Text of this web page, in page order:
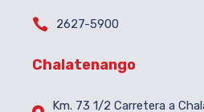
 2627-5900
Chalatenango
Km. 73 1/2 Carretera a